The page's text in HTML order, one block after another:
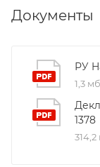
Документы
РУ
1,3 мб
1378
314,2